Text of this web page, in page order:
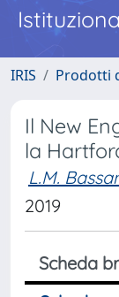
IRIS Prodotti
Il New
la
L.M.
2019
Scheda